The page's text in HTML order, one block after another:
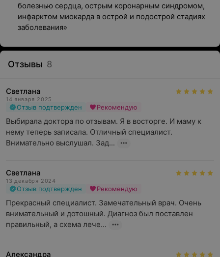
болезнью сердца, острым коронарным синдромом,
инфарктом миокарда в острой и подострой стадиях
заболевания»
Отзывы 8
Светлана
14 января 2025
Отзыв подтвержден Рекомендую
Выбирала доктора по отзывам. Я в восторге. И маму к
нему теперь записала. Отличный специалист.
Внимательно выслушал. Зад...
Светлана
13 декабря 2024
Отзыв подтвержден Рекомендую
Прекрасный специалист. Замечательный врач. Очень
внимательный и дотошный. Диагноз был поставлен
правильный, а схема лече...
Александра